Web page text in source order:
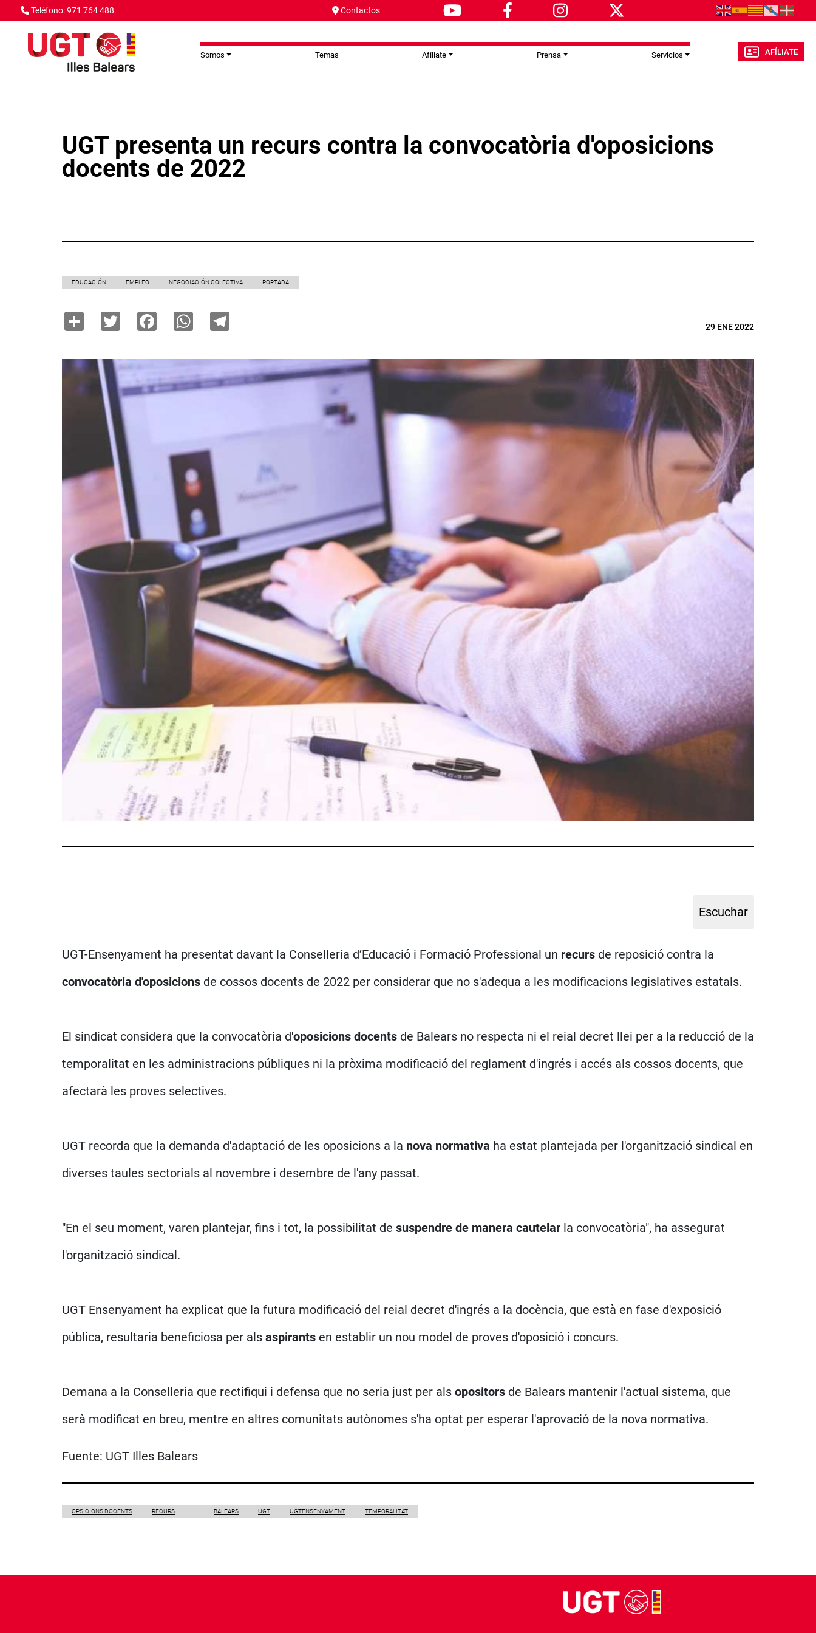
Pasar al contenido principal
Teléfono: 971 764 488 Contactos
Somos Temas Afíliate Prensa Servicios AFÍLIATE
UGT presenta un recurs contra la convocatòria d'oposicions
docents de 2022
EDUCACIÓN EMPLEO NEGOCIACIÓN COLECTIVA PORTADA
Share TwitterFacebookWhatsApp 29 ENE 2022
UGT-Ensenyament ha presentat davant la Conselleria d’Educació i Formació Professional un recurs de reposició contra la
convocatòria d'oposicions de cossos docents de 2022 per considerar que no s'adequa a les modificacions legislatives estatals.
El sindicat considera que la convocatòria d'oposicions docents de Balears no respecta ni el reial decret llei per a la reducció de la
temporalitat en les administracions públiques ni la pròxima modificació del reglament d'ingrés i accés als cossos docents, que
afectarà les proves selectives.
UGT recorda que la demanda d'adaptació de les oposicions a la nova normativa ha estat plantejada per l'organització sindical en
diverses taules sectorials al novembre i desembre de l'any passat.
"En el seu moment, varen plantejar, fins i tot, la possibilitat de suspendre de manera cautelar la convocatòria", ha assegurat
l'organització sindical.
UGT Ensenyament ha explicat que la futura modificació del reial decret d'ingrés a la docència, que està en fase d'exposició
pública, resultaria beneficiosa per als aspirants en establir un nou model de proves d'oposició i concurs.
Demana a la Conselleria que rectifiqui i defensa que no seria just per als opositors de Balears mantenir l'actual sistema, que
serà modificat en breu, mentre en altres comunitats autònomes s'ha optat per esperar l'aprovació de la nova normativa.
Fuente: UGT Illes Balears
OPSICIONS DOCENTS RECURS BALEARS UGT UGTENSENYAMENT TEMPORALITAT